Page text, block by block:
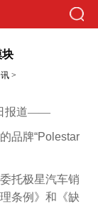
块
>
日报道——
品牌“Polestar
托极星汽车销
条例》和《缺